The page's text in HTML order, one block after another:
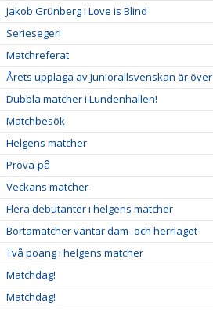
Jakob Grünberg i Love is Blind
Serieseger!
Matchreferat
Årets upplaga av Juniorallsvenskan är över
Dubbla matcher i Lundenhallen!
Matchbesök
Helgens matcher
Prova-på
Veckans matcher
Flera debutanter i helgens matcher
Bortamatcher väntar dam- och herrlaget
Två poäng i helgens matcher
Matchdag!
Matchdag!